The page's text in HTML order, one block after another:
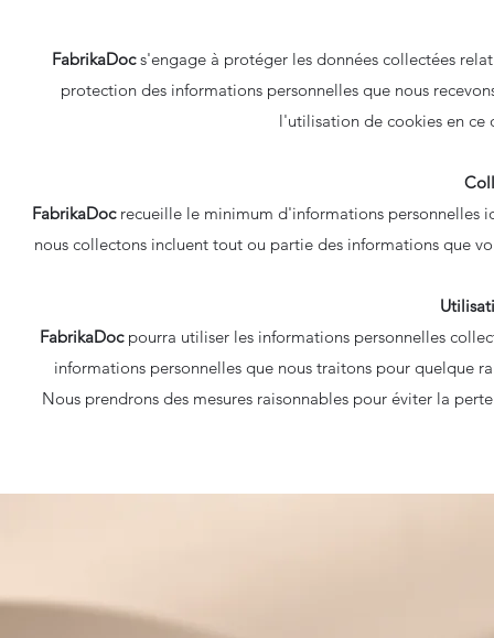
FabrikaDocs'engage à protéger les données collectées
protection des informations personnelles que nous
l'utilisation de cookies en ce
FabrikaDoc recueille le minimum d'informations personnelles
nous collectons incluent tout ou partie des informations que
FabrikaDoc pourra utiliser les informations personnelles
informations personnelles que nous traitons pour quelque
Nous prendrons des mesures raisonnables pour éviter la